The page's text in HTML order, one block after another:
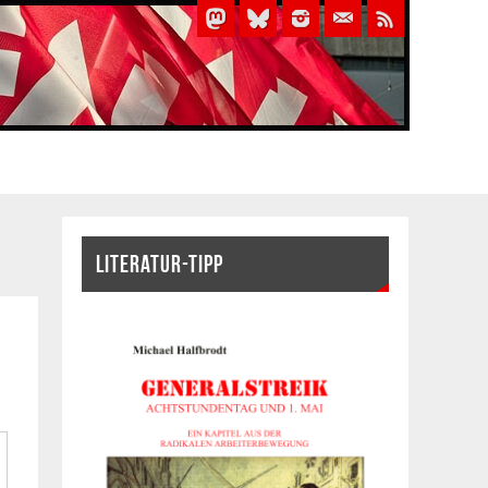
LITERATUR-TIPP